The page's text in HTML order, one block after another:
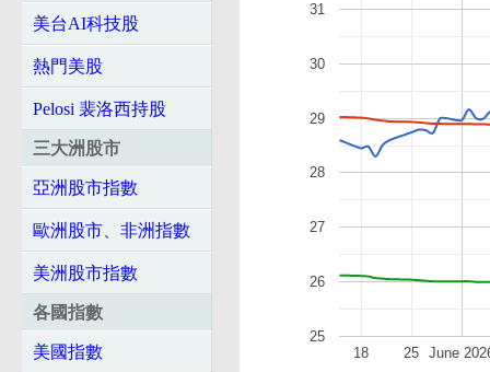
美台AI科技股
熱門美股
Pelosi 裴洛西持股
三大洲股市
亞洲股市指數
歐洲股市、非洲指數
美洲股市指數
各國指數
美國指數 June
18 25
25
26
27
28
29
30
31